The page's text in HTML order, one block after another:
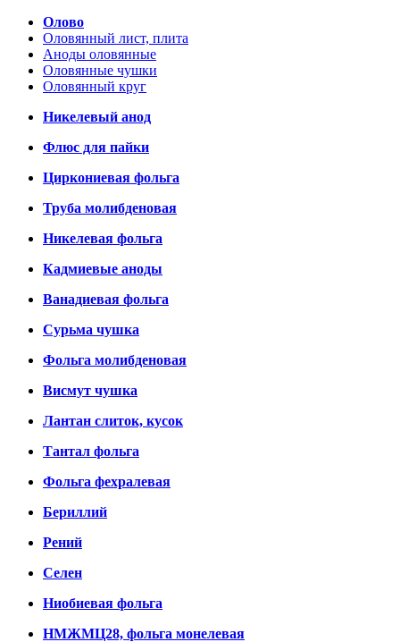
Олово
Оловянный лист, плита
Аноды оловянные
Оловянные чушки
Оловянный круг
Никелевый анод
Флюс для пайки
Циркониевая фольга
Труба молибденовая
Никелевая фольга
Кадмиевые аноды
Ванадиевая фольга
Сурьма чушка
Фольга молибденовая
Висмут чушка
Лантан слиток, кусок
Тантал фольга
Фольга фехралевая
Бериллий
Рений
Селен
Ниобиевая фольга
НМЖМЦ28, фольга монелевая